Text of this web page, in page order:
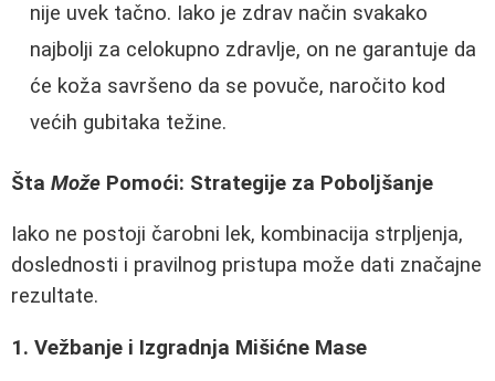
nije uvek tačno. Iako je zdrav način svakako
najbolji za celokupno zdravlje, on ne garantuje da
će koža savršeno da se povuče, naročito kod
većih gubitaka težine.
Šta Može Pomoći: Strategije za Poboljšanje
Iako ne postoji čarobni lek, kombinacija strpljenja,
doslednosti i pravilnog pristupa može dati značajne
rezultate.
1. Vežbanje i Izgradnja Mišićne Mase